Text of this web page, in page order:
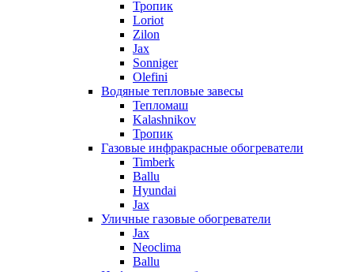
Тропик
Loriot
Zilon
Jax
Sonniger
Olefini
Водяные тепловые завесы
Тепломаш
Kalashnikov
Тропик
Газовые инфракрасные обогреватели
Timberk
Ballu
Hyundai
Jax
Уличные газовые обогреватели
Jax
Neoclima
Ballu